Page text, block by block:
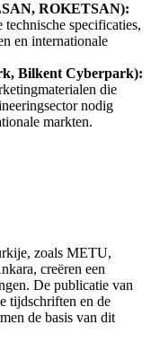
ROKETSAN):
specificaties,
en internationale
Bilkent Cyberpark):
die
nodig
markten.
zoals METU,
creëren een
De publicatie van
tijdschriften en de
de basis van dit